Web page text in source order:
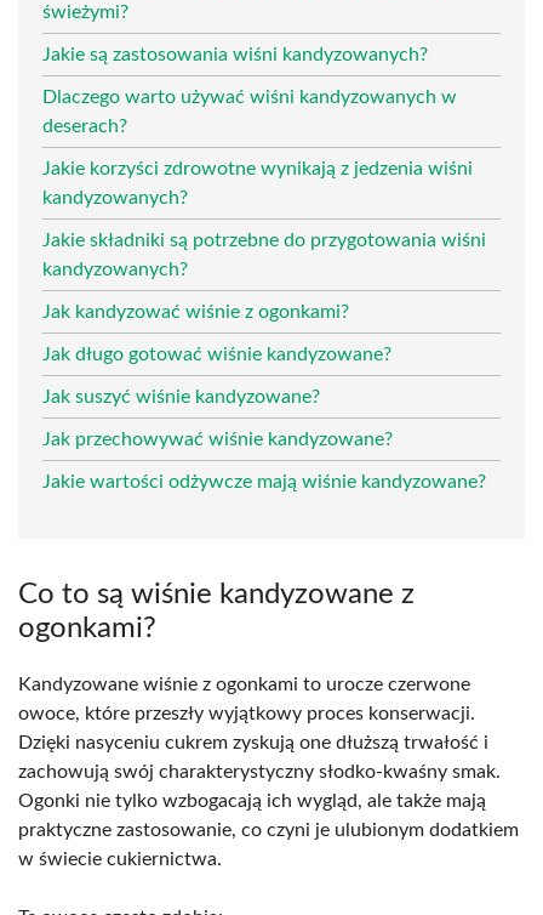
świeżymi?
Jakie są zastosowania wiśni kandyzowanych?
Dlaczego warto używać wiśni kandyzowanych w
deserach?
Jakie korzyści zdrowotne wynikają z jedzenia wiśni
kandyzowanych?
Jakie składniki są potrzebne do przygotowania wiśni
kandyzowanych?
Jak kandyzować wiśnie z ogonkami?
Jak długo gotować wiśnie kandyzowane?
Jak suszyć wiśnie kandyzowane?
Jak przechowywać wiśnie kandyzowane?
Jakie wartości odżywcze mają wiśnie kandyzowane?
Co to są wiśnie kandyzowane z
ogonkami?
Kandyzowane wiśnie z ogonkami to urocze czerwone
owoce, które przeszły wyjątkowy proces konserwacji.
Dzięki nasyceniu cukrem zyskują one dłuższą trwałość i
zachowują swój charakterystyczny słodko-kwaśny smak.
Ogonki nie tylko wzbogacają ich wygląd, ale także mają
praktyczne zastosowanie, co czyni je ulubionym dodatkiem
w świecie cukiernictwa.